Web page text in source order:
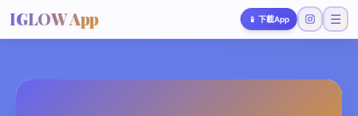
IGLOW App 📱 下載App ☰